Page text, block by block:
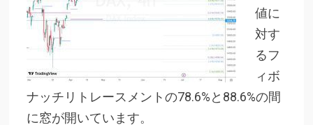
値に
対す
るフ
ィボ
ナッチリトレースメントの78.6%と88.6%の間
に窓が開いています。